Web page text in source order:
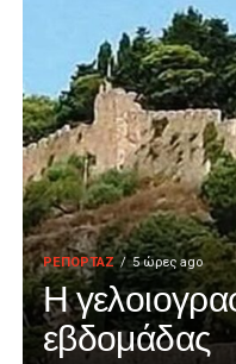
ΡΕΠΟΡΤΑΖ 5 ώρες ago
Η
εβδομάδας